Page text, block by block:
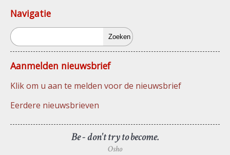
Navigatie
Zoeken
Aanmelden nieuwsbrief
Klik om u aan te melden voor de nieuwsbrief
Eerdere nieuwsbrieven
Be - don't try to become.
Osho